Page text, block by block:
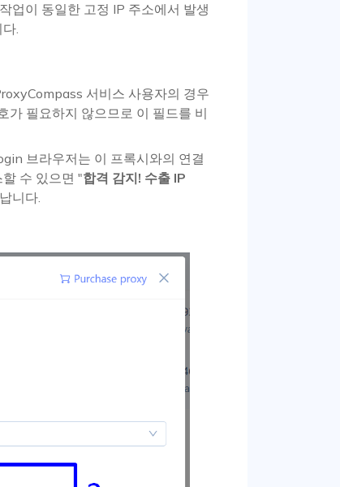
업이 동일한 고정 IP 주소에서 발생
.
서비스 사용자의 경우
가 필요하지 않으므로 이 필드를 비
브라우저는 이 프록시와의 연결
수 있으면 "합격 감지! 수출 IP
니다.